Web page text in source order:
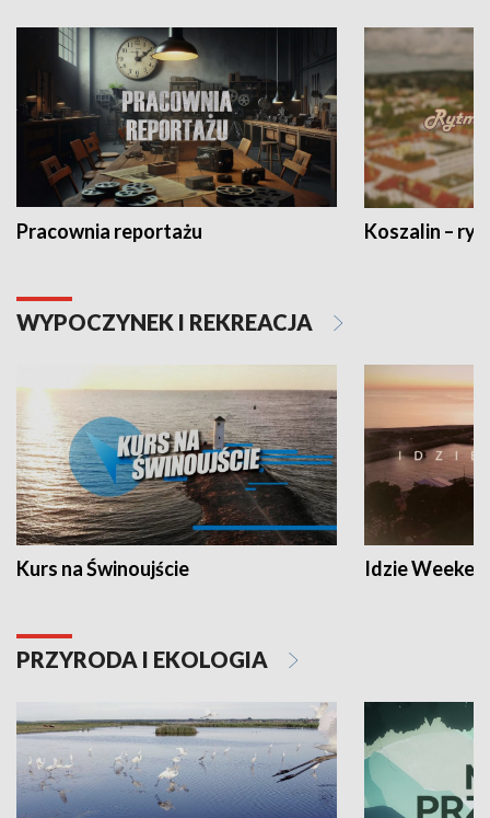
Pracownia reportażu Koszalin –
WYPOCZYNEK I REKREACJA
Kurs na Świnoujście Idzie
PRZYRODA I EKOLOGIA